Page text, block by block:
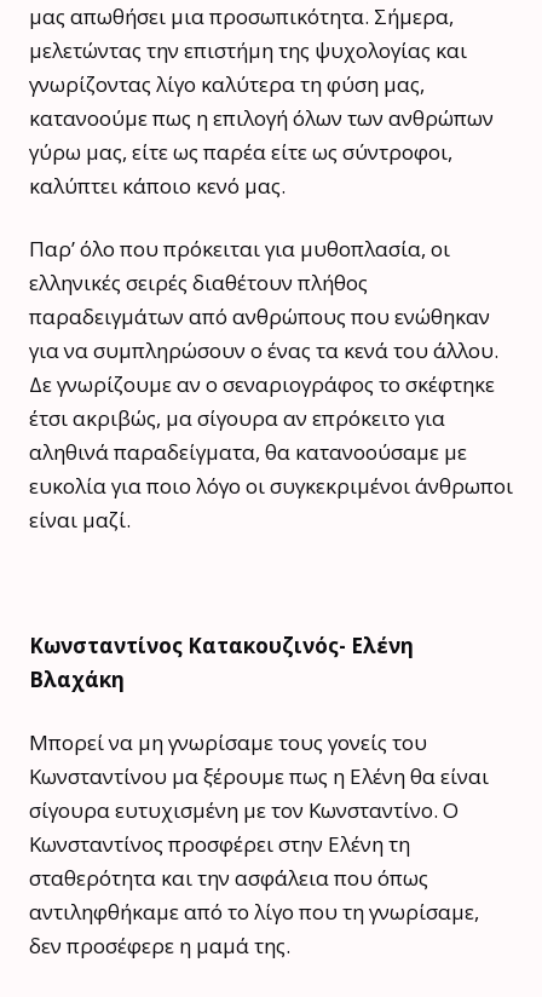
μας απωθήσει μια προσωπικότητα. Σήμερα,
μελετώντας την επιστήμη της ψυχολογίας και
γνωρίζοντας λίγο καλύτερα τη φύση μας,
κατανοούμε πως η επιλογή όλων των ανθρώπων
γύρω μας, είτε ως παρέα είτε ως σύντροφοι,
καλύπτει κάποιο κενό μας.
Παρ’ όλο που πρόκειται για μυθοπλασία, οι
ελληνικές σειρές διαθέτουν πλήθος
παραδειγμάτων από ανθρώπους που ενώθηκαν
για να συμπληρώσουν ο ένας τα κενά του άλλου.
Δε γνωρίζουμε αν ο σεναριογράφος το σκέφτηκε
έτσι ακριβώς, μα σίγουρα αν επρόκειτο για
αληθινά παραδείγματα, θα κατανοούσαμε με
ευκολία για ποιο λόγο οι συγκεκριμένοι άνθρωποι
είναι μαζί.
Κωνσταντίνος Κατακουζινός- Ελένη
Βλαχάκη
Μπορεί να μη γνωρίσαμε τους γονείς του
Κωνσταντίνου μα ξέρουμε πως η Ελένη θα είναι
σίγουρα ευτυχισμένη με τον Κωνσταντίνο. Ο
Κωνσταντίνος προσφέρει στην Ελένη τη
σταθερότητα και την ασφάλεια που όπως
αντιληφθήκαμε από το λίγο που τη γνωρίσαμε,
δεν προσέφερε η μαμά της.